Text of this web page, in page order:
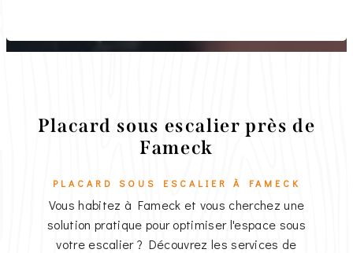
Placard sous escalier près de
Fameck
PLACARD SOUS ESCALIER À FAMECK
Vous habitez à Fameck et vous cherchez une
solution pratique pour optimiser l'espace sous
votre escalier ? Découvrez les services de